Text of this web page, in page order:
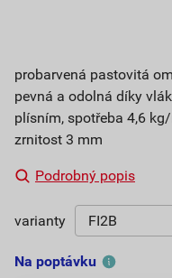
probarvená pastovitá
pevná a odolná díky
plísním, spotřeba 4,6
zrnitost 3 mm
Podrobný popis
varianty
Na poptávku